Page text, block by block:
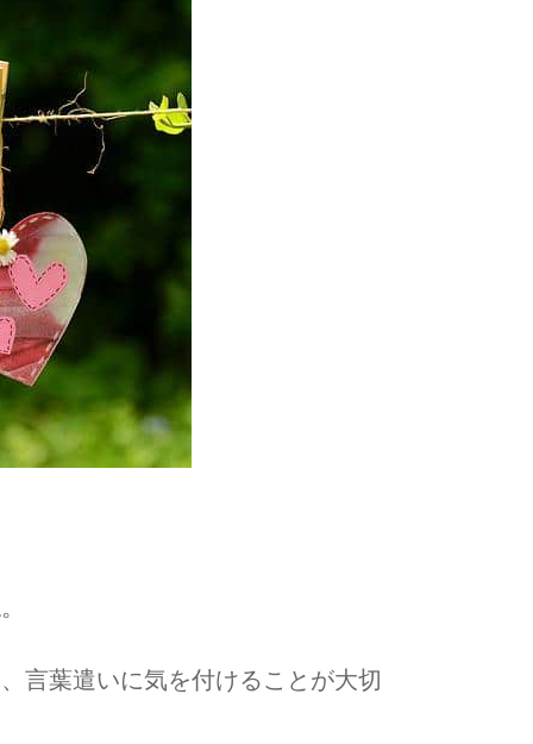
言葉遣いに気を付けることが大切